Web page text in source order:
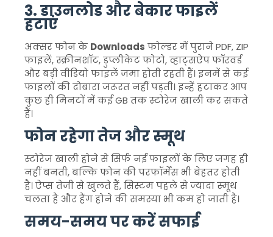
3. डाउनलोड और बेकार फाइलें
हटाएं
अक्सर फोन के Downloads फोल्डर में पुराने PDF, ZIP
फाइलें, स्क्रीनशॉट, डुप्लीकेट फोटो, व्हाट्सऐप फॉरवर्ड
और बड़ी वीडियो फाइलें जमा होती रहती हैं। इनमें से कई
फाइलों की दोबारा जरूरत नहीं पड़ती। इन्हें हटाकर आप
कुछ ही मिनटों में कई GB तक स्टोरेज खाली कर सकते
हैं।
फोन रहेगा तेज और स्मूथ
स्टोरेज खाली होने से सिर्फ नई फाइलों के लिए जगह ही
नहीं बनती, बल्कि फोन की परफॉर्मेंस भी बेहतर होती
है। ऐप्स तेजी से खुलते हैं, सिस्टम पहले से ज्यादा स्मूथ
चलता है और हैंग होने की समस्या भी कम हो जाती है।
समय-समय पर करें सफाई